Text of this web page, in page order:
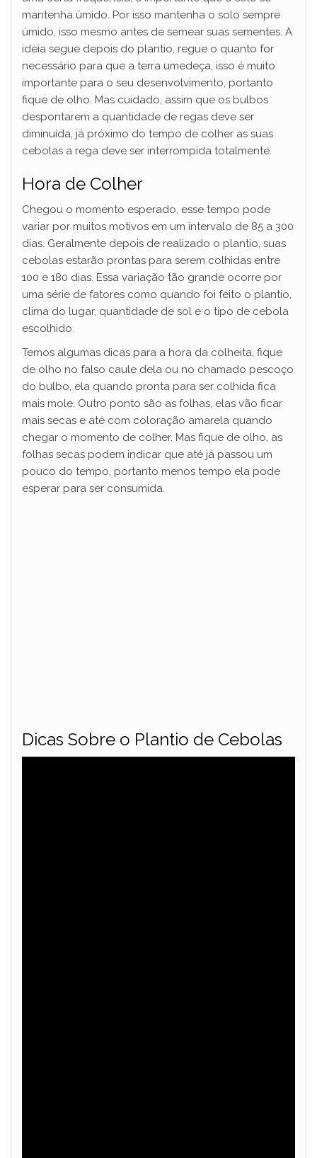
mantenha úmido. Por isso mantenha o solo sempre
úmido, isso mesmo antes de semear suas sementes. A
ideia segue depois do plantio, regue o quanto for
necessário para que a terra umedeça, isso é muito
importante para o seu desenvolvimento, portanto
fique de olho. Mas cuidado, assim que os bulbos
despontarem a quantidade de regas deve ser
diminuída, já próximo do tempo de colher as suas
cebolas a rega deve ser interrompida totalmente.
Hora de Colher
Chegou o momento esperado, esse tempo pode
variar por muitos motivos em um intervalo de 85 a 300
dias. Geralmente depois de realizado o plantio, suas
cebolas estarão prontas para serem colhidas entre
100 e 180 dias. Essa variação tão grande ocorre por
uma série de fatores como quando foi feito o plantio,
clima do lugar, quantidade de sol e o tipo de cebola
escolhido.
Temos algumas dicas para a hora da colheita, fique
de olho no falso caule dela ou no chamado pescoço
do bulbo, ela quando pronta para ser colhida fica
mais mole. Outro ponto são as folhas, elas vão ficar
mais secas e até com coloração amarela quando
chegar o momento de colher. Mas fique de olho, as
folhas secas podem indicar que até já passou um
pouco do tempo, portanto menos tempo ela pode
esperar para ser consumida.
Dicas Sobre o Plantio de Cebolas